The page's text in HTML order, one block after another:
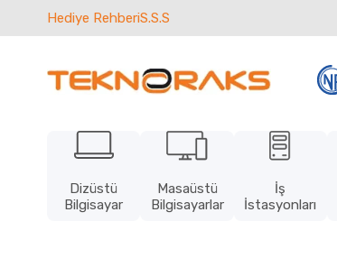
Hediye RehberiS.S.S
Dizüstü
Bilgisayar
Masaüstü
Bilgisayarlar
İş
İstasyonları